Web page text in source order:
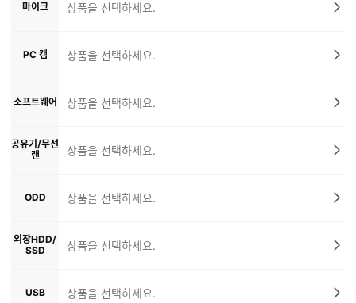
마이크 상품을 선택하세요.
PC 캠 상품을 선택하세요.
소프트웨어 상품을 선택하세요.
공유기/무선
랜
상품을 선택하세요.
ODD 상품을 선택하세요.
외장HDD/
SSD
상품을 선택하세요.
USB 상품을 선택하세요.